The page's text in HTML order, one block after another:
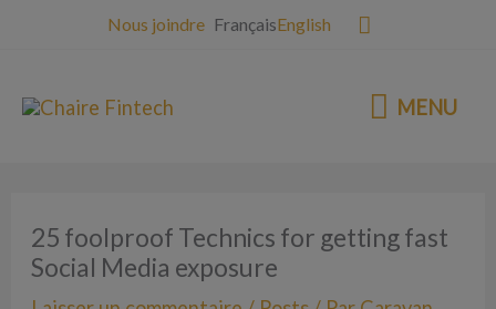
Nous joindre FrançaisEnglish Rechercher
MENU
MENU
25 foolproof Technics for getting fast
Social Media exposure